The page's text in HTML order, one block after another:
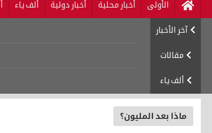
الأولى أخبار محلية أخبار دولية ألف ياء
آخر الأخبار
مقالات
ألف ياء
ماذا بعد المليون؟